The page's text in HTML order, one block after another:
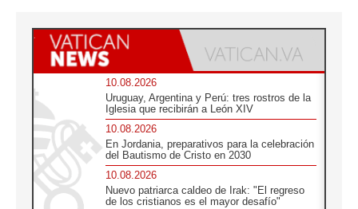
10.08.2026
Uruguay, Argentina y Perú: tres rostros de la
Iglesia que recibirán a León XIV
10.08.2026
En Jordania, preparativos para la celebración
del Bautismo de Cristo en 2030
10.08.2026
Nuevo patriarca caldeo de Irak: "El regreso
de los cristianos es el mayor desafío"